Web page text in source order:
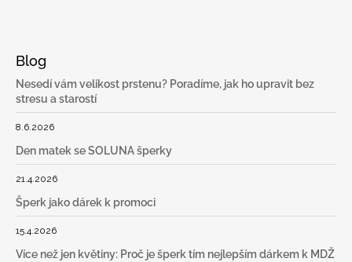
Blog
Nesedí vám velikost prstenu? Poradíme, jak ho upravit bez
stresu a starostí
8.6.2026
Den matek se SOLUNA šperky
21.4.2026
Šperk jako dárek k promoci
15.4.2026
Více než jen květiny: Proč je šperk tím nejlepším dárkem k MDŽ